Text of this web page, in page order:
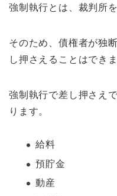
強制執行とは、裁判所
そのため、債権者が独
し押さえることはできま
強制執行で差し押さえ
ります。
給料
預貯金
動産